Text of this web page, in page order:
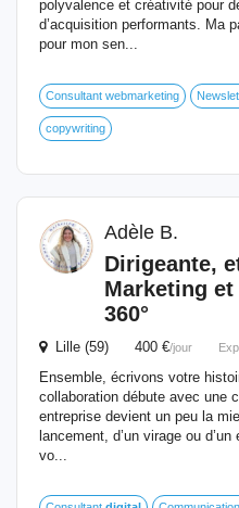
polyvalence et créativité pour
d’acquisition performants. Ma
pour mon sen...
Consultant webmarketing
copywriting
Adèle B.
Dirigeante,
Marketing
360°
Lille (59) 400 €/jour
Ensemble, écrivons votre
collaboration débute avec une
entreprise devient un peu la
lancement, d’un virage ou
vo...